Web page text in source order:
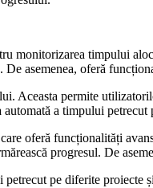
monitorizarea timpului
De asemenea, oferă
Aceasta permite
a timpului
oferă funcționalități
progresul. De
pe diferite proiecte